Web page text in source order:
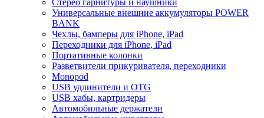
Стерео гарнитуры и наушники
Универсальные внешние аккумуляторы POWER
BANK
Чехлы, бамперы для iPhone, iPad
Переходники для iPhone, iPad
Портативные колонки
Разветвители прикуривателя, переходники
Monopod
USB удлинители и OTG
USB хабы, картридеры
Автомобильные держатели